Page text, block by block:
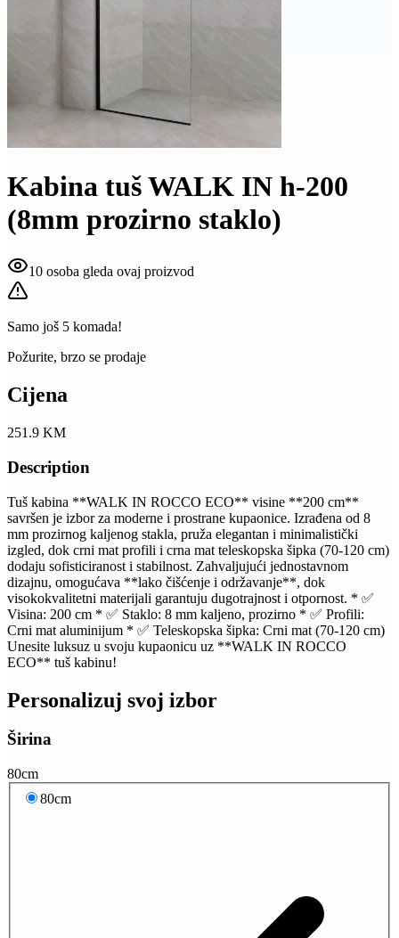
Kabina tuš WALK IN h-200
(8mm prozirno staklo)
10 osoba gleda ovaj proizvod
Samo još 5 komada!
Požurite, brzo se prodaje
Cijena
251.9 KM
Description
Tuš kabina **WALK IN ROCCO ECO** visine **200 cm**
savršen je izbor za moderne i prostrane kupaonice. Izrađena od 8
mm prozirnog kaljenog stakla, pruža elegantan i minimalistički
izgled, dok crni mat profili i crna mat teleskopska šipka (70-120 cm)
dodaju sofisticiranost i stabilnost. Zahvaljujući jednostavnom
dizajnu, omogućava **lako čišćenje i održavanje**, dok
visokokvalitetni materijali garantuju dugotrajnost i otpornost. * ✅
Visina: 200 cm * ✅ Staklo: 8 mm kaljeno, prozirno * ✅ Profili:
Crni mat aluminijum * ✅ Teleskopska šipka: Crni mat (70-120 cm)
Unesite luksuz u svoju kupaonicu uz **WALK IN ROCCO
ECO** tuš kabinu!
Personalizuj svoj izbor
Širina
80cm
80cm